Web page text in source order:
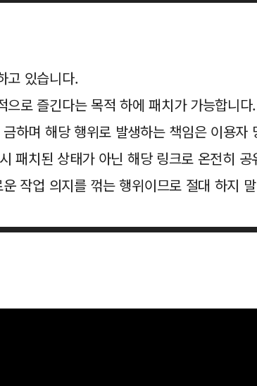
고 있습니다.
로 즐긴다는 목적 하에 패치가 가능합니다.
하며 해당 행위로 발생하는 책임은 이용자
패치된 상태가 아닌 해당 링크로 온전히 공
작업 의지를 꺾는 행위이므로 절대 하지